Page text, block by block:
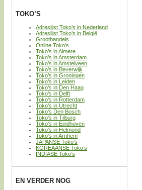
TOKO’S
Adreslijst Toko’s in Nederland
Adreslijst Toko’s in België
Groothandels
Online Toko’s
Toko’s in Almere
Toko’s in Amsterdam
Toko’s in Amstelveen
Toko’s in Beverwijk
Toko’s in Groningen
Toko’s in Leiden
Toko’s in Den Haag
Toko’s in Delft
Toko’s in Rotterdam
Toko’s in Utrecht
Toko’s Den Bosch
Toko’s in Tilburg
Toko’s in Eindhoven
Toko’s in Helmond
Toko’s in Arnhem
JAPANSE Toko’s
KOREAANSE Toko’s
INDIASE Toko’s
EN VERDER NOG